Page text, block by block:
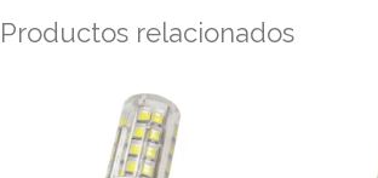
Productos relacionados